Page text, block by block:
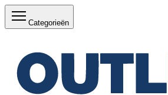
Categorieën